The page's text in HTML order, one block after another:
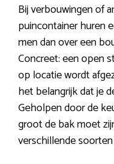
Bij verbouwingen of
puincontainer huren
men dan over een
Concreet: een open
op locatie wordt
het belangrijk dat je
Geholpen door de
groot de bak moet
verschillende